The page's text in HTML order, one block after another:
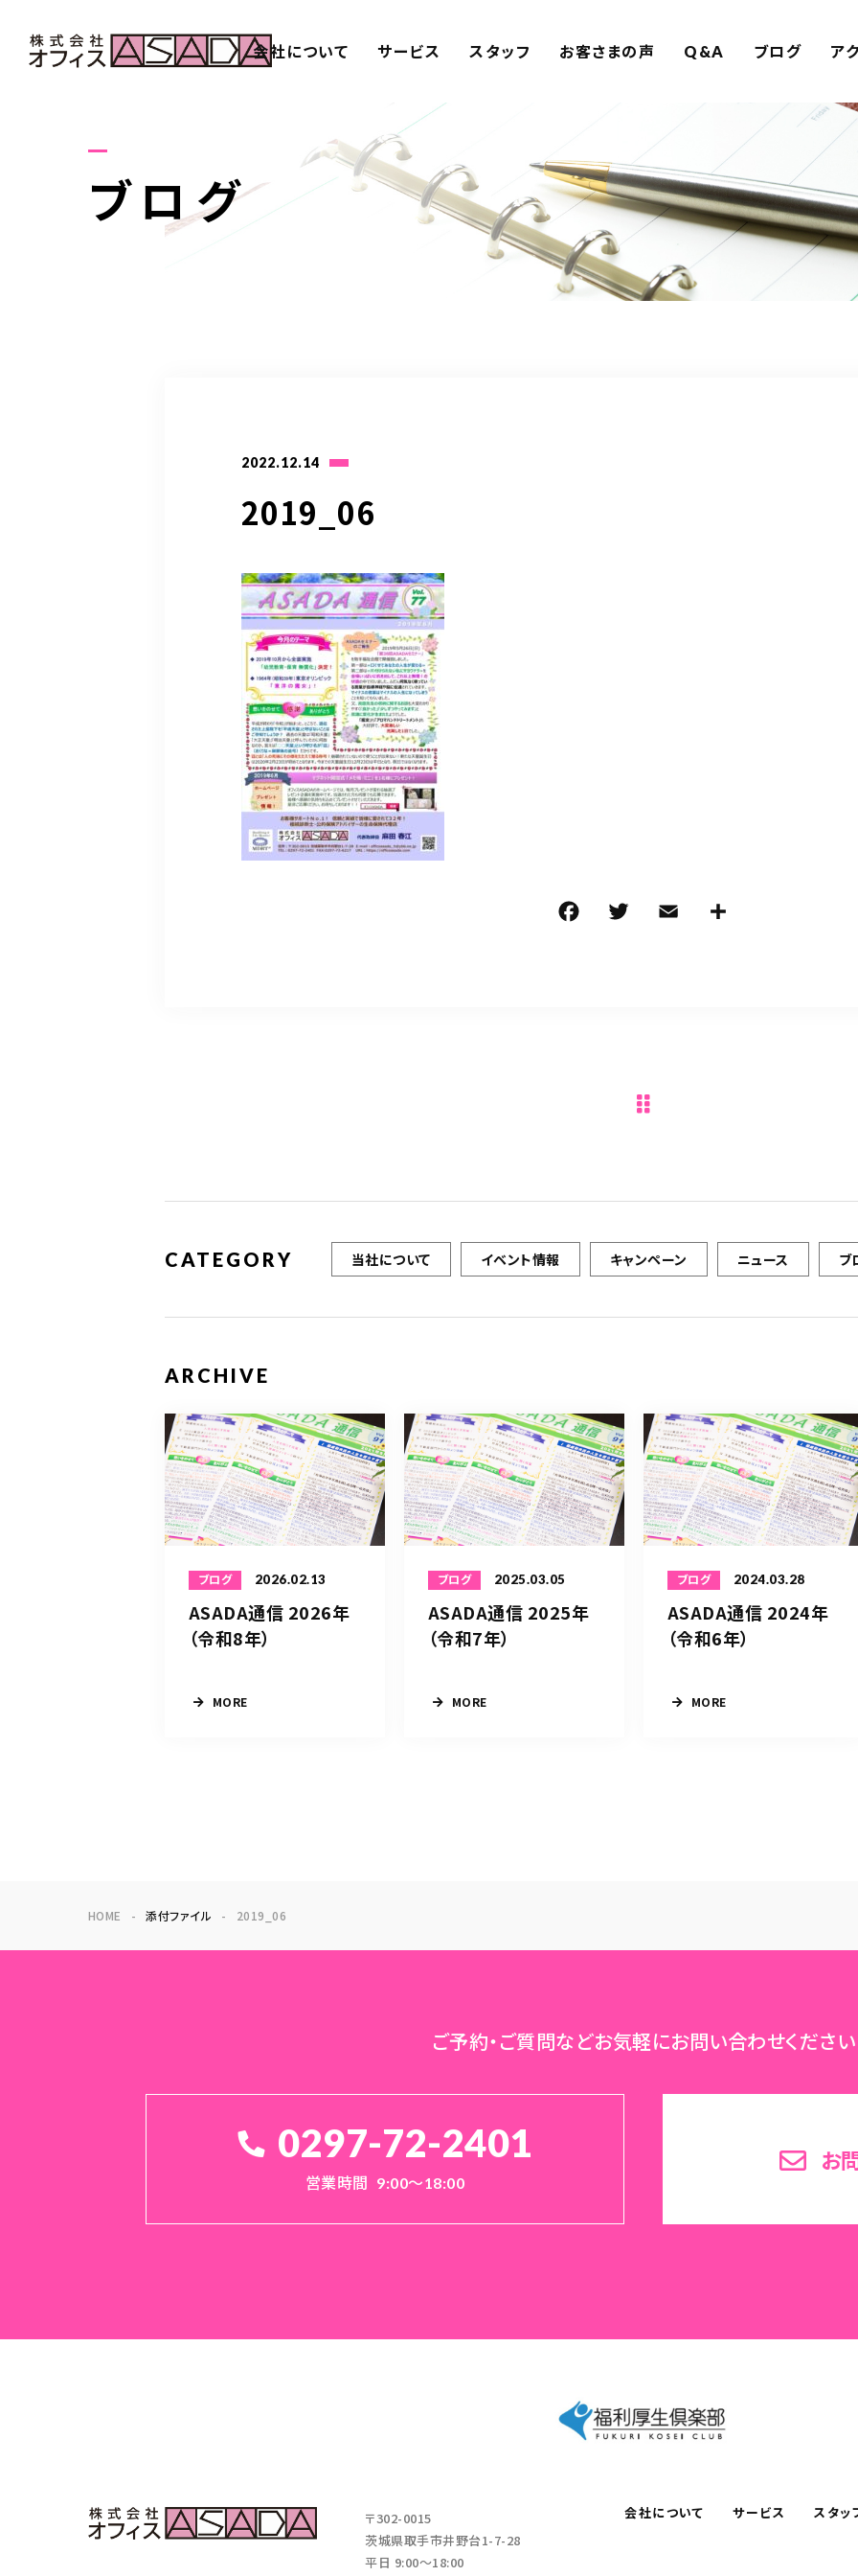
会社について サービス スタッフ お客さまの声 Q&A ブログ ア
ブログ
2022.12.14
2019_06
CATEGORY 当社について イベント情報 キャンペーン ニュース ブ
ARCHIVE
ブログ 2026.02.13
ASADA通信 2026年
（令和8年）
MORE
ブログ 2025.03.05
ASADA通信 2025年
（令和7年）
MORE
ブログ 2024.03.28
ASADA通信 2024年
（令和6年）
MORE
HOME 添付ファイル 2019_06
ご予約・ご質問などお気軽にお問い合わせください
0297-72-2401
営業時間 9:00～18:00
お
〒302-0015
茨城県取手市井野台1-7-28
平日 9:00～18:00
会社について サービス スタッ